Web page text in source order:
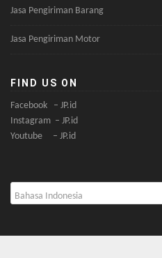
Jasa Pengiriman Barang
Jasa Pengiriman Motor
FIND US ON
Facebook – JP.id
Instagram – JP.id
Youtube – JP.id
Pilih
sebuah